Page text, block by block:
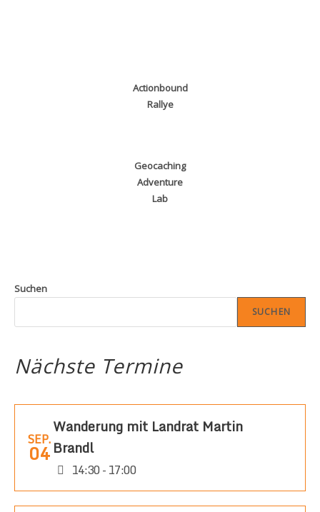
Actionbound
Rallye
Geocaching
Adventure
Lab
Suchen
SUCHEN
Nächste Termine
SEP.
04
Wanderung mit Landrat Martin
Brandl
14:30 - 17:00